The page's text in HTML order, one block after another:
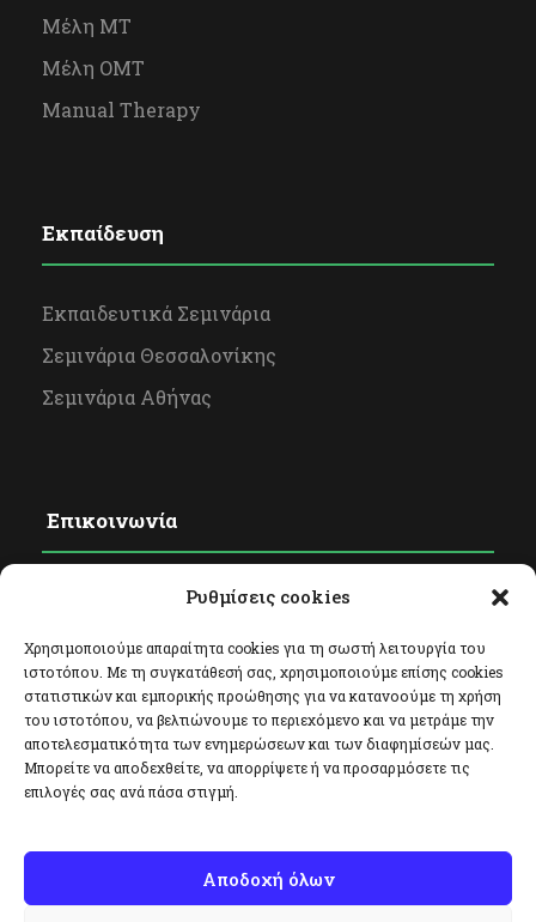
Ρυθμίσεις cookies
Χρησιμοποιούμε απαραίτητα cookies για τη σωστή λειτουργία του
ιστοτόπου. Με τη συγκατάθεσή σας, χρησιμοποιούμε επίσης cookies
στατιστικών και εμπορικής προώθησης για να κατανοούμε τη χρήση
του ιστοτόπου, να βελτιώνουμε το περιεχόμενο και να μετράμε την
αποτελεσματικότητα των ενημερώσεων και των διαφημίσεών μας.
Μπορείτε να αποδεχθείτε, να απορρίψετε ή να προσαρμόσετε τις
επιλογές σας ανά πάσα στιγμή.
Αποδοχή όλων
Μέλη ΜΤ
Μέλη OΜΤ
Manual Therapy
Εκπαίδευση
Εκπαιδευτικά Σεμινάρια
Σεμινάρια Θεσσαλονίκης
Σεμινάρια Αθήνας
Επικοινωνία
Φόρμα Επικοινωνίας
Facebook
Twitter
Instagram